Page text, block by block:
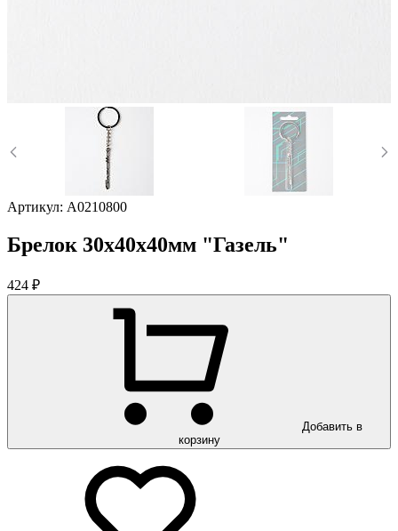
Артикул: А0210800
Брелок 30х40х40мм "Газель"
424 ₽
Добавить в
корзину